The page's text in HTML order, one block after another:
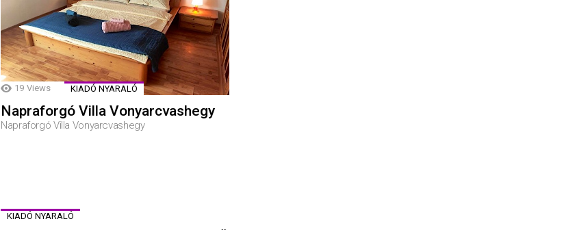
19 Views KIADÓ NYARALÓ
Napraforgó Villa Vonyarcvashegy
Napraforgó Villa Vonyarcvashegy
KIADÓ NYARALÓ